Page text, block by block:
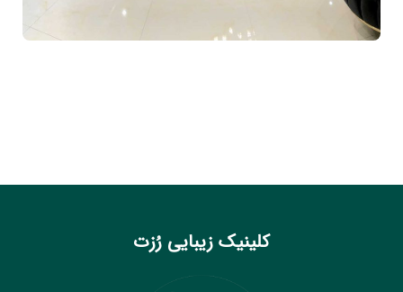
کلینیک زیبایی رُزت